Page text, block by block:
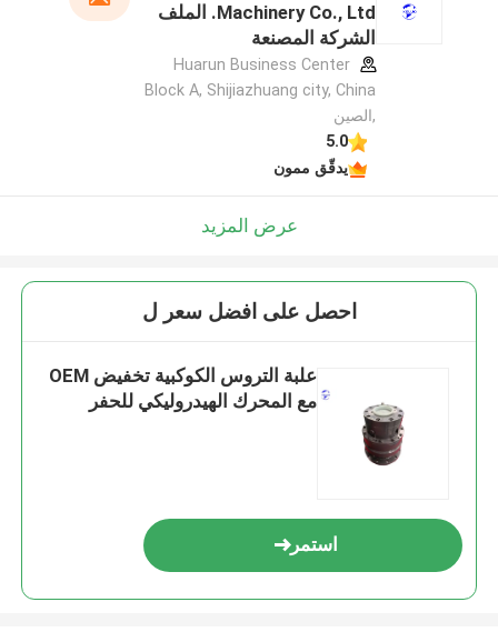
Machinery Co., Ltd. الملف
الشركة المصنعة
Huarun Business Center
Block A, Shijiazhuang city, China
,الصين
5.0
يدقّق ممون
عرض المزيد
احصل على افضل سعر ل
علبة التروس الكوكبية تخفيض OEM
مع المحرك الهيدروليكي للحفر
استمر